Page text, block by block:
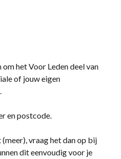
het Voor Leden deel van
of jouw eigen
en postcode.
vraag het dan op bij
dit eenvoudig voor je